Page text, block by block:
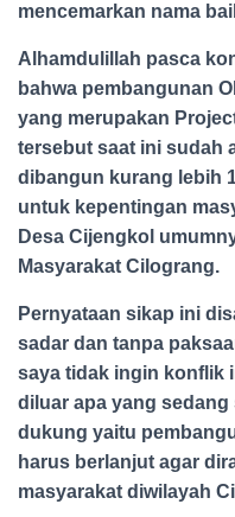
mencemarkan nama
Alhamdulillah pasca
bahwa pembangunan
yang merupakan
tersebut saat ini sudah
dibangun kurang lebih
untuk kepentingan
Desa Cijengkol
Masyarakat Cilograng.
Pernyataan sikap ini
sadar dan tanpa
saya tidak ingin konflik
diluar apa yang
dukung yaitu
harus berlanjut agar
masyarakat diwilayah